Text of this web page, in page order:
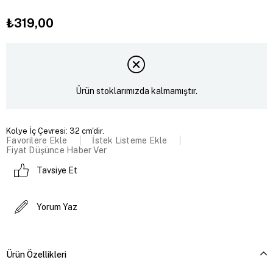
₺319,00
Ürün stoklarımızda kalmamıştır.
Kolye İç Çevresi: 32 cm'dir.
Favorilere Ekle
İstek Listeme Ekle
Fiyat Düşünce Haber Ver
Tavsiye Et
Yorum Yaz
Ürün Özellikleri